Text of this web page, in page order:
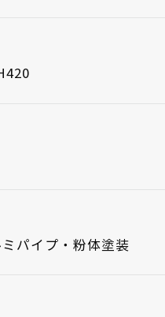
パイプ・粉体塗装